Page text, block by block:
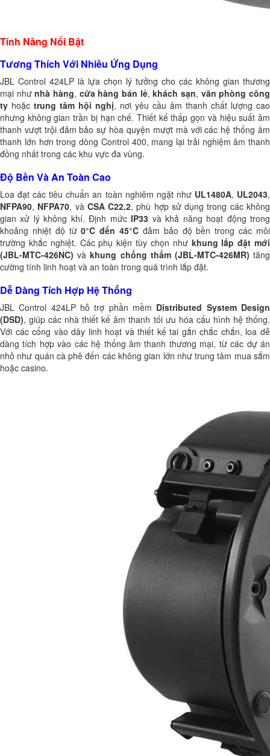
Tính Năng Nổi Bật
Tương Thích Với Nhiều Ứng Dụng
JBL Control 424LP là lựa chọn lý tưởng cho các không gian thương
mại nhưnhà hàng, cửa hàng bán lẻ,khách sạn, văn phòng công
ty hoặc trung tâm hội nghị, nơi yêu cầu âm thanh chất lượng cao
nhưng không gian trần bị hạn chế. Thiết kế thấp gọn và hiệu suất âm
thanh vượt trội đảm bảo sự hòa quyện mượt mà với các hệ thống âm
thanh lớn hơn trong dòng Control 400, mang lại trải nghiệm âm thanh
đồng nhất trong các khu vực đa vùng.
Độ Bền Và An Toàn Cao
Loa đạt các tiêu chuẩn an toàn nghiêm ngặt như UL1480A, UL2043,
NFPA90, NFPA70, và CSA C22.2, phù hợp sử dụng trong các không
gian xử lý không khí. Định mứcIP33 và khả năng hoạt động trong
khoảng nhiệt độ từ0°C đến 45°C đảm bảo độ bền trong các môi
trường khắc nghiệt. Các phụ kiện tùy chọn như khung lắp đặt mới
(JBL-MTC-426NC) vàkhung chống thấm (JBL-MTC-426MR) tăng
cường tính linh hoạt và an toàn trong quá trình lắp đặt.
Dễ Dàng Tích Hợp Hệ Thống
JBL Control 424LP hỗ trợ phần mềm Distributed System Design
(DSD), giúp các nhà thiết kế âm thanh tối ưu hóa cấu hình hệ thống.
Với các cổng vào dây linh hoạt và thiết kế tai gắn chắc chắn, loa dễ
dàng tích hợp vào các hệ thống âm thanh thương mại, từ các dự án
nhỏ như quán cà phê đến các không gian lớn như trung tâm mua sắm
hoặc casino.